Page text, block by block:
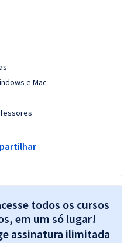
e Mac
todos os cursos
em um só lugar!